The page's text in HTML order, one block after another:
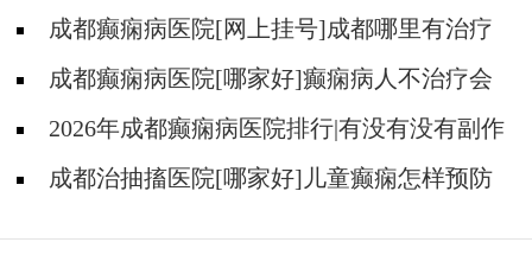
药、停药?
成都癫痫病医院[网上挂号]成都哪里有治疗
癫痫的中医?
成都癫痫病医院[哪家好]癫痫病人不治疗会
怎样?2026年成都癫痫病医院排行|有没有没有副作
用的抗癫痫药物呢？
成都治抽搐医院[哪家好]儿童癫痫怎样预防